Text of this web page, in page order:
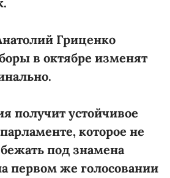
Гриценко
в октябре изменят
получит устойчивое
которое не
под знамена
первом же голосовании